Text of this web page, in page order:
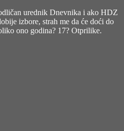
urednik Dnevnika i ako HDZ
izbore, strah me da će doći do
ono godina? 17? Otprilike.